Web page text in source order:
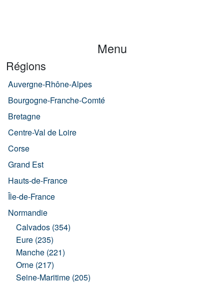
Menu
Régions
Auvergne-Rhône-Alpes
Bourgogne-Franche-Comté
Bretagne
Centre-Val de Loire
Corse
Grand Est
Hauts-de-France
Île-de-France
Normandie
Calvados (354)
Eure (235)
Manche (221)
Orne (217)
Seine-Maritime (205)